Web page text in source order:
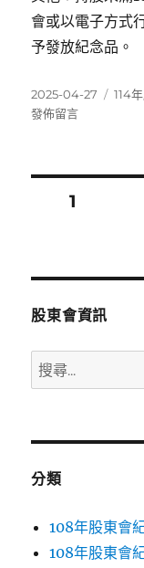
會或以電子方式
予發放紀念品。
發
佈
2025-04-27
分
114
發佈留言
分
頁次1
股東會資訊
搜
尋
鍵
分類
108年股東會
108年股東會